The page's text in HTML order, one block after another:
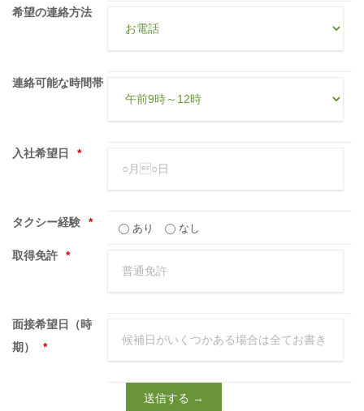
希望の連絡方法
連絡可能な時間帯
入社希望日 *
タクシー経験 * あり なし
取得免許 *
面接希望日（時
期）
*